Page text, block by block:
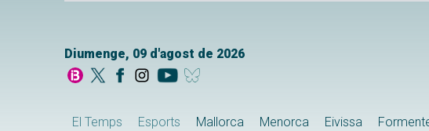
Diumenge, 09 d'agost de 2026
El Temps Esports Mallorca Menorca Eivissa